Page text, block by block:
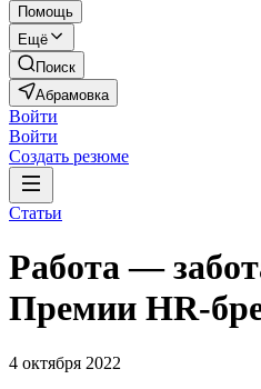
Помощь
Ещё
Поиск
Абрамовка
Войти
Войти
Создать резюме
Статьи
Работа —
Премии HR-
4 октября 2022